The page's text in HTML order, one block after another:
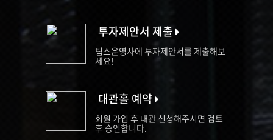
투자제안서 제출
팁스운영사에 투자제안서를 제출해보
세요!
대관홀 예약
회원 가입 후 대관 신청해주시면 검토
후 승인합니다.